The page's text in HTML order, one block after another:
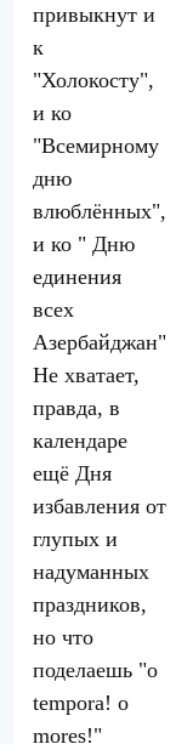
привыкнут и
к
"Холокосту",
и ко
"Всемирному
дню
влюблённых",
и ко " Дню
единения
всех
Азербайджан".
Не хватает,
правда, в
календаре
ещё Дня
избавления от
глупых и
надуманных
праздников,
но что
поделаешь "o
tempora! o
mores!"